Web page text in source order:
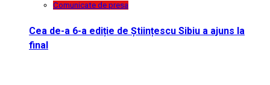
Comunicate de presa
Cea de-a 6-a ediție de Științescu Sibiu a ajuns la
final